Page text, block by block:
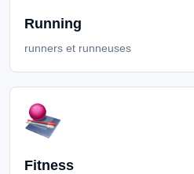
Running
runners et runneuses
Fitness